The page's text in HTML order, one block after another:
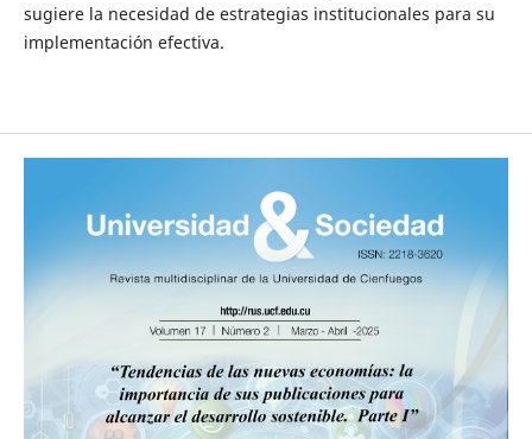
sugiere la necesidad de estrategias institucionales para su
implementación efectiva.